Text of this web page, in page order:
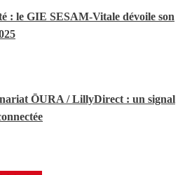
: le GIE SESAM-Vitale dévoile son
ŌURA / LillyDirect : un signal